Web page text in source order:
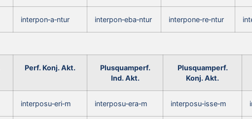
interpon‑a‑ntur interpon‑eba‑ntur interpone‑re‑ntur
Perf. Konj. Akt.
Plusquamperf.
Ind. Akt.
Plusquamperf.
Konj. Akt.
interposu‑eri‑m interposu‑era‑m interposu‑isse‑m